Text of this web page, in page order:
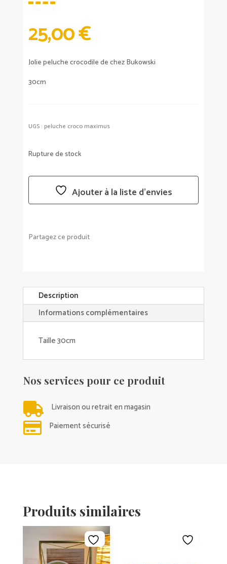
25,00€
Jolie peluche crocodile de chez Bukowski
30cm
UGS : peluche croco maximus
Rupture de stock
Ajouter à la liste d’envies
Partagez ce produit
Description
Informations complémentaires
Taille 30cm
Nos services pour ce produit
 Livraison ou retrait en magasin
 Paiement sécurisé
Produits similaires